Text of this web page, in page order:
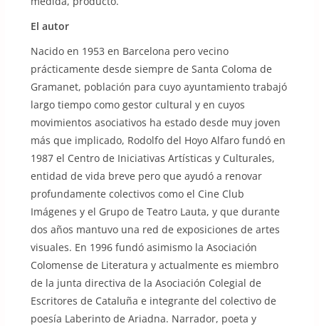
El autor
Nacido en 1953 en Barcelona pero vecino
prácticamente desde siempre de Santa Coloma de
Gramanet, población para cuyo ayuntamiento trabajó
largo tiempo como gestor cultural y en cuyos
movimientos asociativos ha estado desde muy joven
más que implicado, Rodolfo del Hoyo Alfaro fundó en
1987 el Centro de Iniciativas Artísticas y Culturales,
entidad de vida breve pero que ayudó a renovar
profundamente colectivos como el Cine Club
Imágenes y el Grupo de Teatro Lauta, y que durante
dos años mantuvo una red de exposiciones de artes
visuales. En 1996 fundó asimismo la Asociación
Colomense de Literatura y actualmente es miembro
de la junta directiva de la Asociación Colegial de
Escritores de Cataluña e integrante del colectivo de
poesía Laberinto de Ariadna. Narrador, poeta y